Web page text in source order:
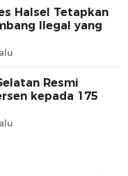
Halsel Tetapkan
Ilegal yang
Resmi
kepada 175